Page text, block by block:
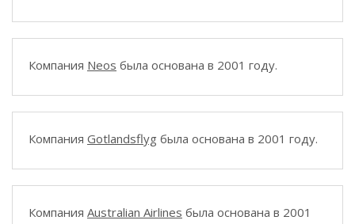
Компания Neos была основана в 2001 году.
Компания Gotlandsflyg была основана в 2001 году.
Компания Australian Airlines была основана в 2001